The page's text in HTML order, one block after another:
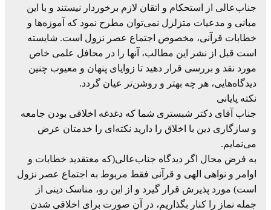
جناب‌عالی از استحکام و اتقان لازم برخوردار نیستند و با این
مبانی و مدعیات متزلزل نمی‌توان مطرح نمود که آموزه‌ها و
خطابات قرآنی، مخصوص اجتماع عصر نزول است. شایسته
است قبل از نشر این مطالب، آنها را در محافل علمی خاص
مورد نقد و بررسی قرار دهید تا زوایای پنهان و معیوب چنین
دیدگاه‌هایی، هر چه بهتر و روشن‌تر عیان گردد.
نکته پایانی
جناب آقای دکتر شبستری شما که دغدغه اخلاقی بودن جامعه
و سازگاری دین با اخلاق را دارید نکته‌ای را خدمتان عرض
می‌نمایم.
به فرض محال اگر دیدگاه جناب‌عالی(که معتقدید خطابات و
اوامر و نواهی الهی و قرآنی فقط مربوط به اجتماع عصر نزول
است) مورد پذیرش قرار گیرد و از این رو، مناسک دینی از
جمله نماز را کنار بگذاریم، در آن صورت برای اخلاقی شدن